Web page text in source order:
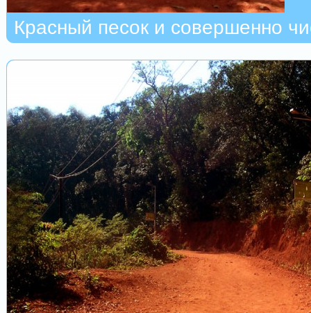
Красный песок и совершенно